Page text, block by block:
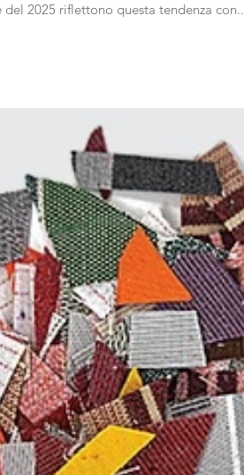
nell’arredamento, e le tende del 2025 riflettono questa tendenza